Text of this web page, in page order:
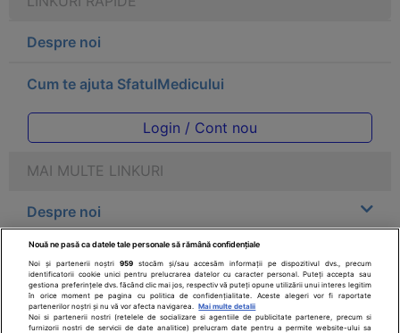
Despre noi
Cum te ajuta SfatulMedicului
Login / Cont nou
MAI MULTE LINKURI
Despre noi
Legal
Drepturile consumatorului
Nouă ne pasă ca datele tale personale să rămână confidențiale
Noi și partenerii noștri959 stocăm și/sau accesăm informații pe dispozitivul dvs., precum
identificatorii cookie unici pentru prelucrarea datelor cu caracter personal. Puteți accepta sau
gestiona preferințele dvs. făcând clic mai jos, respectiv vă puteți opune utilizării unui interes legitim
în orice moment pe pagina cu politica de confidențialitate. Aceste alegeri vor fi raportate
partenerilor noștri și nu vă vor afecta navigarea.
Mai multe detalii
Noi si partenerii nostri (retelele de socializare si agentiile de publicitate partenere, precum si
furnizorii nostri de servicii de date analitice) prelucram date pentru a permite website-ului sa